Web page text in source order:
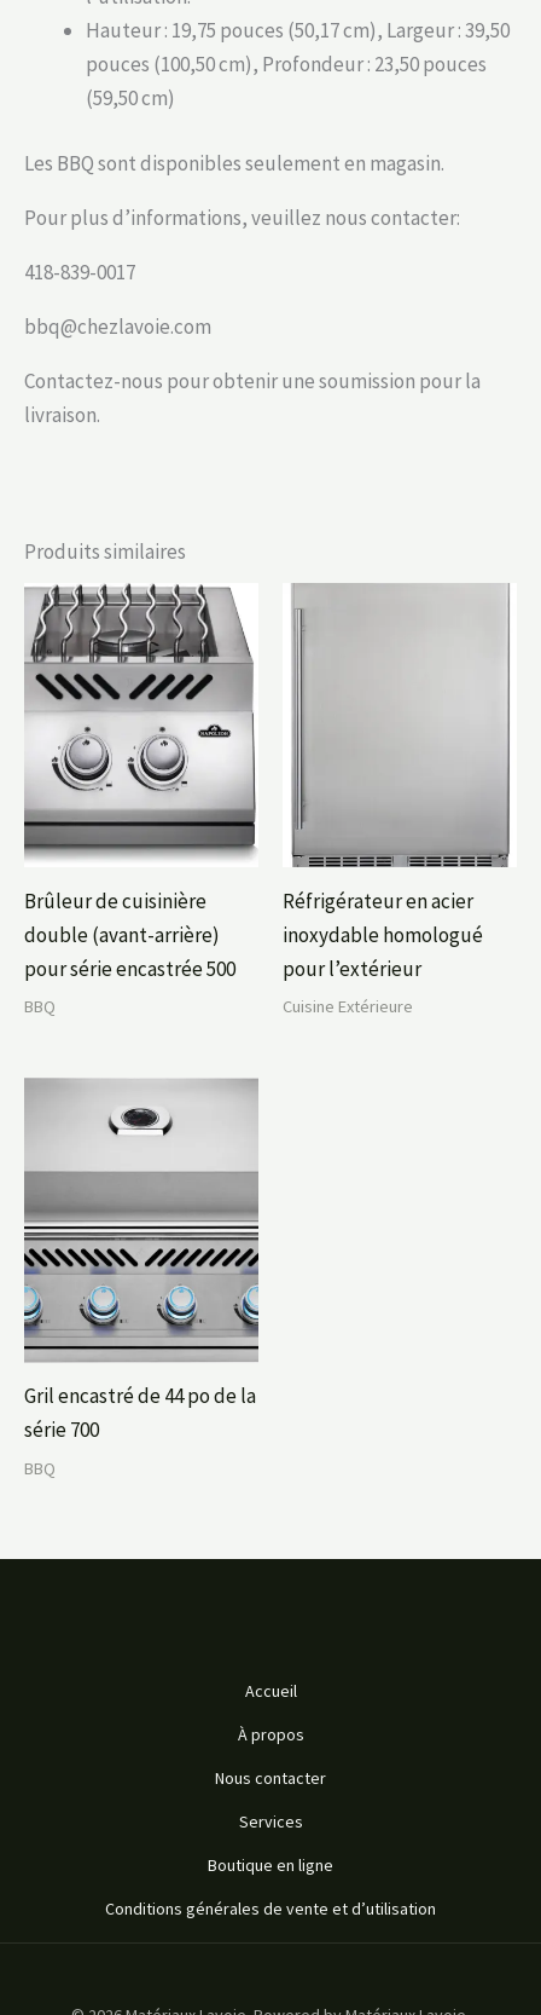
Hauteur : 19,75 pouces (50,17 cm), Largeur : 39,50
pouces (100,50 cm), Profondeur : 23,50 pouces
(59,50 cm)
Les BBQ sont disponibles seulement en magasin.
Pour plus d’informations, veuillez nous contacter:
418-839-0017
bbq@chezlavoie.com
Contactez-nous pour obtenir une soumission pour la
livraison.
Produits similaires
Brûleur de cuisinière
double (avant-arrière)
pour série encastrée 500
BBQ
Réfrigérateur en acier
inoxydable homologué
pour l’extérieur
Cuisine Extérieure
Gril encastré de 44 po de la
série 700
BBQ
Accueil
À propos
Nous contacter
Services
Boutique en ligne
Conditions générales de vente et d’utilisation